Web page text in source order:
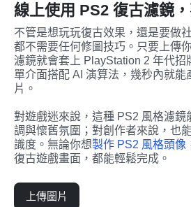
線上使用 PS2 復古濾鏡
不管是想玩玩復古效果，還是要做
都不需要任何修圖技巧。只要上傳
濾鏡就會套上 PlayStation 2 年代招
單介面搭配 AI 演算法，幾秒內就能
片。
對遊戲迷來說，這種 PS2 風格濾鏡
調與懷舊氛圍；對創作者來說，也
識度。無論你想製作 PS2 風格頭像
復古遊戲畫面，都能輕鬆完成。
上傳圖片